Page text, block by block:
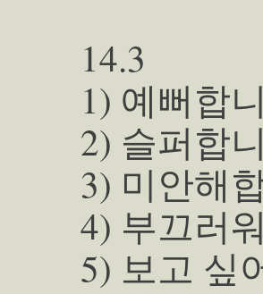
14.3
1) 예뻐합
2) 슬퍼합
3) 미안해
4) 부끄러
5) 보고 싶